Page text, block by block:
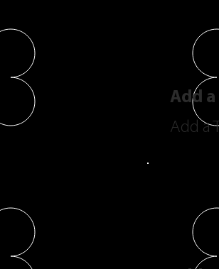
Add
Add a